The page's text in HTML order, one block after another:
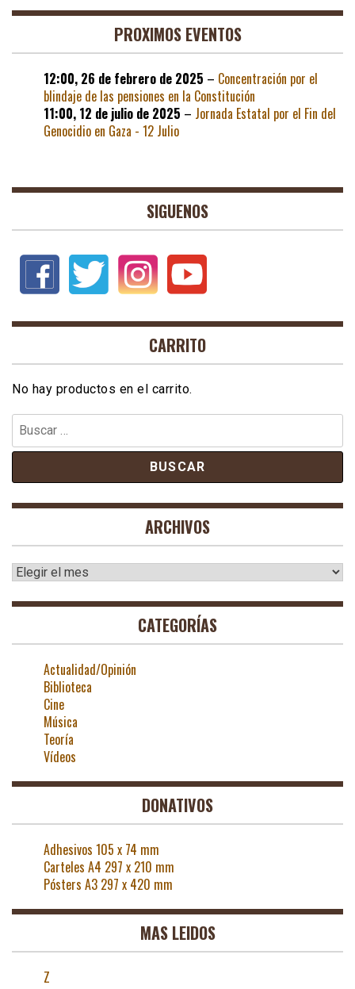
PROXIMOS EVENTOS
12:00, 26 de febrero de 2025 – Concentración por el
blindaje de las pensiones en la Constitución
11:00, 12 de julio de 2025 – Jornada Estatal por el Fin del
Genocidio en Gaza - 12 Julio
SIGUENOS
CARRITO
No hay productos en el carrito.
Buscar:
ARCHIVOS
Archivos
CATEGORÍAS
Actualidad/Opinión
Biblioteca
Cine
Música
Teoría
Vídeos
DONATIVOS
Adhesivos 105 x 74 mm
Carteles A4 297 x 210 mm
Pósters A3 297 x 420 mm
MAS LEIDOS
Z